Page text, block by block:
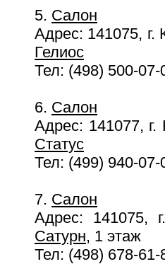
5. Салон
Адрес: 141075, г.
Гелиос
Тел: (498) 500-
6. Салон
Адрес: 141077,
Статус
Тел: (499) 940-07-
7. Салон
Адрес: 141075,
Сатурн, 1 этаж
Тел: (498) 678-61-